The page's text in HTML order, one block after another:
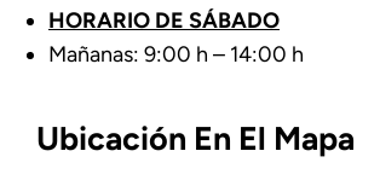
HORARIO DE SÁBADO
Mañanas: 9:00 h – 14:00 h
Ubicación En El Mapa